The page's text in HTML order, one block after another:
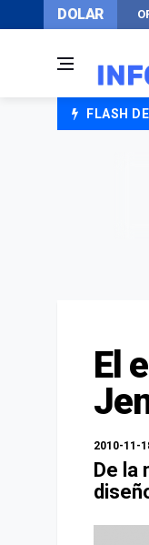
DOLAR
FLASH
El
2010-11-
De la